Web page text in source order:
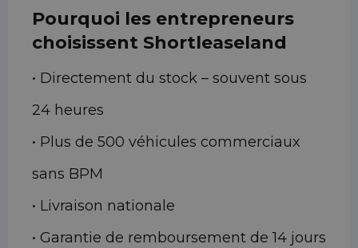
Pourquoi les entrepreneurs
choisissent Shortleaseland
• Directement du stock – souvent sous
24 heures
• Plus de 500 véhicules commerciaux
sans BPM
• Livraison nationale
• Garantie de remboursement de 14 jours